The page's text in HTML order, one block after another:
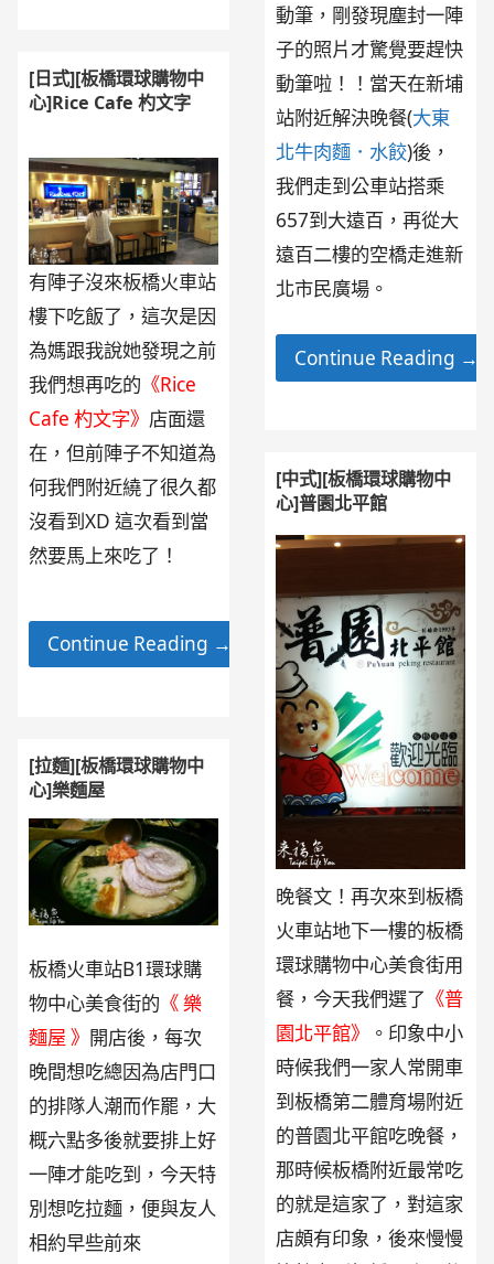
動筆，剛發現塵封一陣
子的照片才驚覺要趕快
動筆啦！！當天在新埔
站附近解決晚餐(大東
北牛肉麵．水餃)後，
我們走到公車站搭乘
657到大遠百，再從大
遠百二樓的空橋走進新
北市民廣場。
Continue Reading →
[日式][板橋環球購物中
心]Rice Cafe 杓文字
有陣子沒來板橋火車站
樓下吃飯了，這次是因
為媽跟我說她發現之前
我們想再吃的 《Rice
Cafe 杓文字》 店面還
在，但前陣子不知道為
何我們附近繞了很久都
沒看到XD 這次看到當
然要馬上來吃了！
Continue Reading →
[中式][板橋環球購物中
心]普園北平館
晚餐文！再次來到板橋
火車站地下一樓的板橋
環球購物中心美食街用
餐，今天我們選了 《普
園北平館》
。印象中小
時候我們一家人常開車
到板橋第二體育場附近
的普園北平館吃晚餐，
那時候板橋附近最常吃
的就是這家了，對這家
店頗有印象，後來慢慢
[拉麵][板橋環球購物中
心]樂麵屋
板橋火車站B1環球購
物中心美食街的 《 樂
麵屋 》 開店後，每次
晚間想吃總因為店門口
的排隊人潮而作罷，大
概六點多後就要排上好
一陣才能吃到，今天特
別想吃拉麵，便與友人
相約早些前來